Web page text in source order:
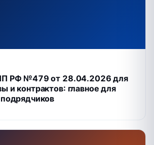
РФ №479 от 28.04.2026 для
и контрактов: главное для
подрядчиков